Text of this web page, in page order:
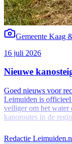
Gemeente Kaag
16 juli 2026
Nieuwe
Goed nieuws voor
Leimuiden is officieel
veiliger om het water
kanoroutes in de
Redactie